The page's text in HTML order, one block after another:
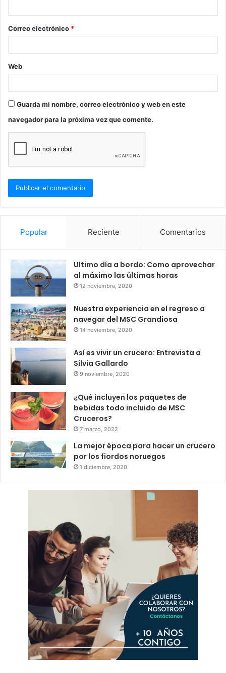
*
Correo electrónico *
Web
Guarda mi nombre, correo electrónico y web en este
navegador para la próxima vez que comente.
Popular Reciente Comentarios
Ultimo día a bordo: Como aprovechar
al máximo las últimas horas
12 noviembre, 2020
Nuestra experiencia en el regreso a
navegar del MSC Grandiosa
14 noviembre, 2020
Así es vivir un crucero: Entrevista a
Silvia Gallardo
9 noviembre, 2020
¿Qué incluyen los paquetes de
bebidas todo incluido de MSC
Cruceros?
7 marzo, 2022
La mejor época para hacer un crucero
por los fiordos noruegos
1 diciembre, 2020